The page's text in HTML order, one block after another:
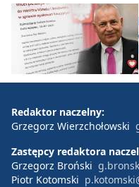
Redaktor naczelny:
Grzegorz Wierzchołowski
Zastępcy redaktora
Grzegorz Broński
Piotr Kotomski